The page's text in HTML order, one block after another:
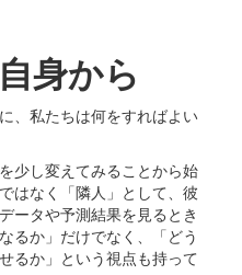
⾝から
、私たちは何をすればよい
少し変えてみることから始
はなく「隣⼈」として、彼
ータや予測結果を⾒るとき
るか」だけでなく、「どう
るか」という視点も持って